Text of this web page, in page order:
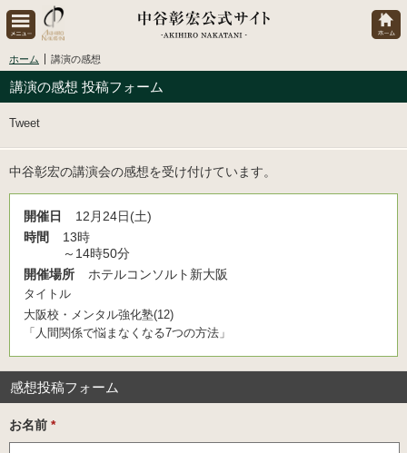
ホーム 講演の感想
講演の感想 投稿フォーム
Tweet
中谷彰宏の講演会の感想を受け付けています。
開催日
12月24日(土)
時間
13時
～14時50分
開催場所
ホテルコンソルト新大阪
タイトル
大阪校・メンタル強化塾(12)
「人間関係で悩まなくなる7つの方法」
感想投稿フォーム
お名前 *